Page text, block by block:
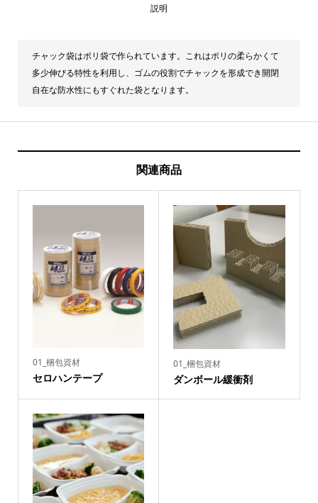
説明
チャック袋はポリ袋で作られています。これはポリの柔らかくて
多少伸びる特性を利用し、ゴムの役割でチャックを形成でき開閉
自在な防水性にもすぐれた袋となります。
関連商品
01_梱包資材
セロハンテープ
01_梱包資材
ダンボール緩衝剤